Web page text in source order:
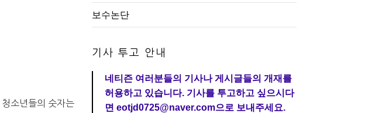
소년들의 숫자는
보수논단
기사 투고 안내
네티즌 여러분들의 기사나 게시글들의 개재를
허용하고 있습니다. 기사를 투고하고 싶으시다
면 eotjd0725@naver.com으로 보내주세요.